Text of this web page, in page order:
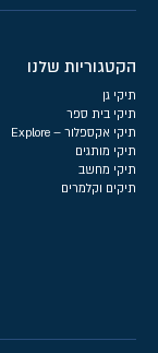
הקטגוריות שלנו
תיקי גן
תיקי בית ספר
תיקי אקספלור – Explore
תיקי מותגים
תיקי מחשב
תיקים וקלמרים